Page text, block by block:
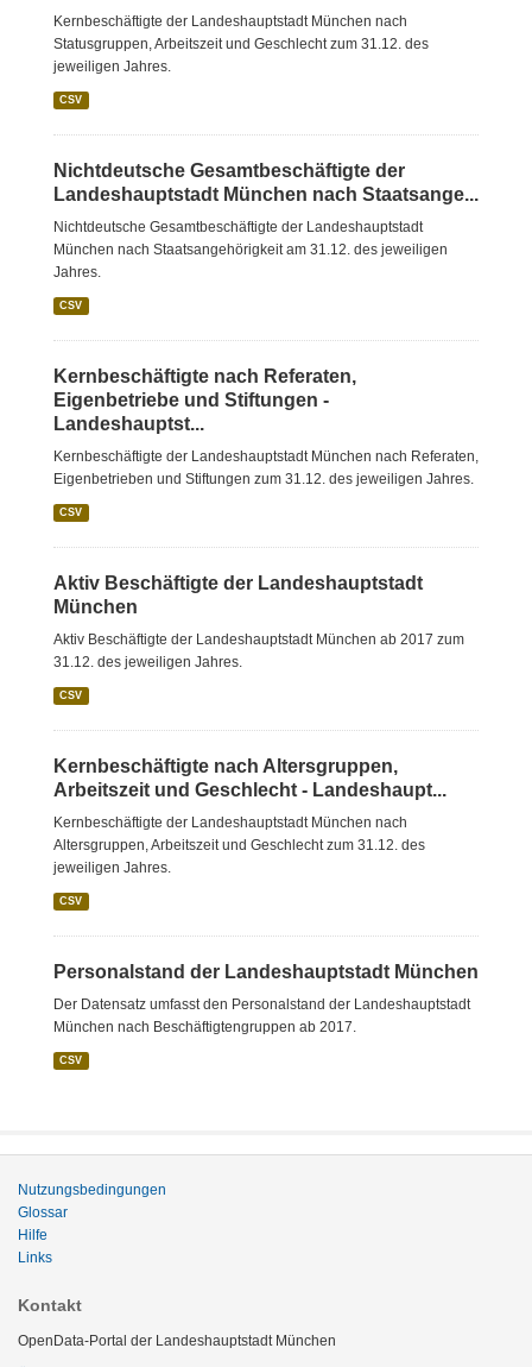
Kernbeschäftigte der Landeshauptstadt München nach
Statusgruppen, Arbeitszeit und Geschlecht zum 31.12. des
jeweiligen Jahres.
CSV
Nichtdeutsche Gesamtbeschäftigte der
Landeshauptstadt München nach Staatsange...
Nichtdeutsche Gesamtbeschäftigte der Landeshauptstadt
München nach Staatsangehörigkeit am 31.12. des jeweiligen
Jahres.
CSV
Kernbeschäftigte nach Referaten,
Eigenbetriebe und Stiftungen -
Landeshauptst...
Kernbeschäftigte der Landeshauptstadt München nach Referaten,
Eigenbetrieben und Stiftungen zum 31.12. des jeweiligen Jahres.
CSV
Aktiv Beschäftigte der Landeshauptstadt
München
Aktiv Beschäftigte der Landeshauptstadt München ab 2017 zum
31.12. des jeweiligen Jahres.
CSV
Kernbeschäftigte nach Altersgruppen,
Arbeitszeit und Geschlecht - Landeshaupt...
Kernbeschäftigte der Landeshauptstadt München nach
Altersgruppen, Arbeitszeit und Geschlecht zum 31.12. des
jeweiligen Jahres.
CSV
Personalstand der Landeshauptstadt München
Der Datensatz umfasst den Personalstand der Landeshauptstadt
München nach Beschäftigtengruppen ab 2017.
CSV
Nutzungsbedingungen
Glossar
Hilfe
Links
Kontakt
OpenData-Portal der Landeshauptstadt München